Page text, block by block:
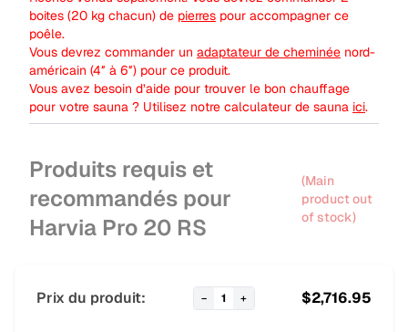
boites (20 kg chacun) de pierres pour accompagner ce
poêle.
Vous devrez commander un adaptateur de cheminée nord-
américain (4″ à 6″) pour ce produit.
Vous avez besoin d’aide pour trouver le bon chauffage
pour votre sauna ? Utilisez notre calculateur de sauna ici.
Produits requis et
recommandés pour
Harvia Pro 20 RS
(Main
product out
of stock)
Prix du produit: − 1 + $2,716.95